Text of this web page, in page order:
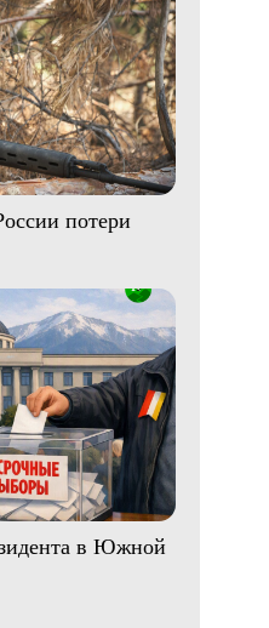
потери
в Южной